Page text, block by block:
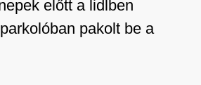
előtt a lidlben
pakolt be a